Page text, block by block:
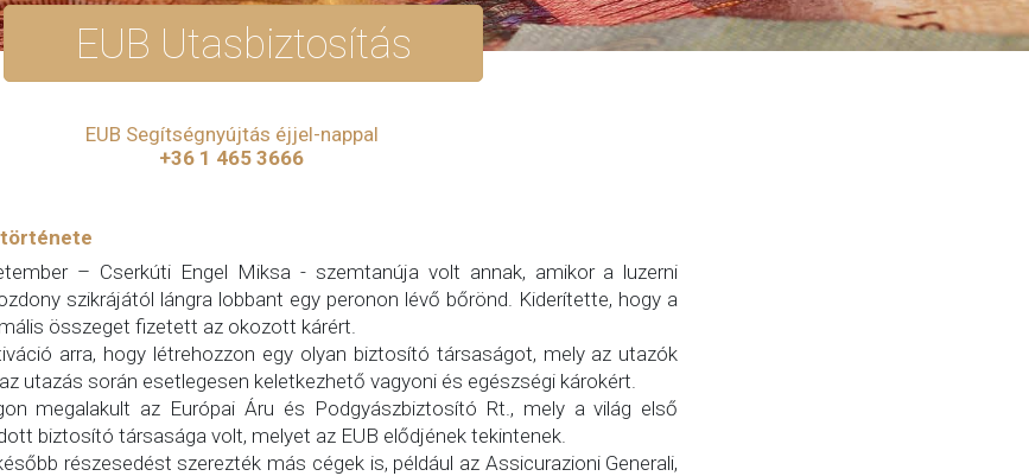
EUB Utasbiztosítás
EUB Segítségnyújtás éjjel-nappal
+36 1 465 3666
története
– Cserkúti Engel Miksa - szemtanúja volt annak, amikor a luzerni
szikrájától lángra lobbant egy peronon lévő bőrönd. Kiderítette, hogy a
összeget fizetett az okozott kárért.
arra, hogy létrehozzon egy olyan biztosító társaságot, mely az utazók
utazás során esetlegesen keletkezhető vagyoni és egészségi károkért.
megalakult az Európai Áru és Podgyászbiztosító Rt., mely a világ első
biztosító társasága volt, melyet az EUB elődjének tekintenek.
részesedést szerezték más cégek is, például az Assicurazioni Generali,